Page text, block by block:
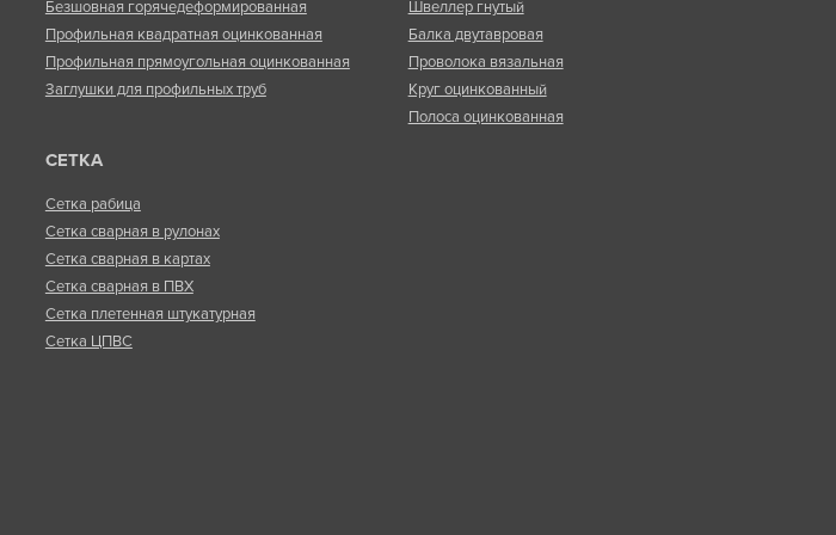
Безшовная горячедеформированная
Профильная квадратная оцинкованная
Профильная прямоугольная оцинкованная
Заглушки для профильных труб
СЕТКА
Сетка рабица
Сетка сварная в рулонах
Сетка сварная в картах
Сетка сварная в ПВХ
Сетка плетенная штукатурная
Сетка ЦПВС
Швеллер гнутый
Балка двутавровая
Проволока вязальная
Круг оцинкованный
Полоса оцинкованная